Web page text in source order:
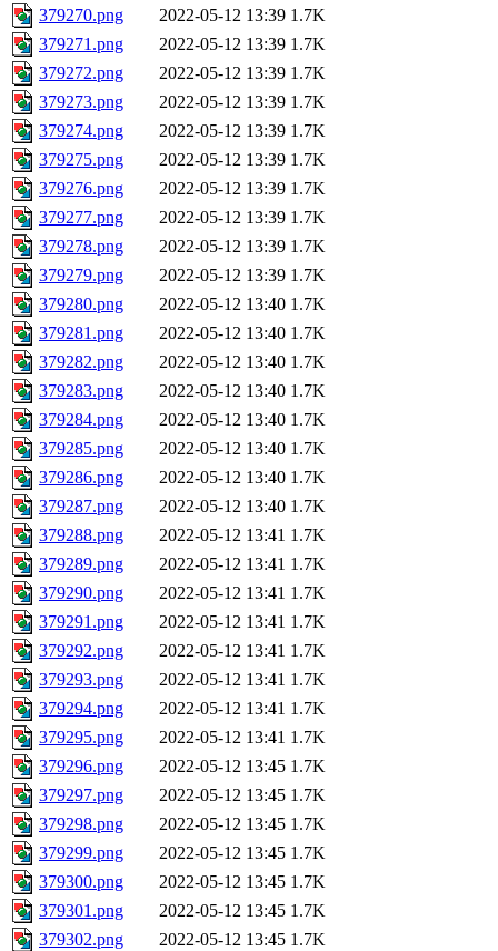
379270.png
2022-05-12 13:39 1.7K
379271.png
2022-05-12 13:39 1.7K
379272.png
2022-05-12 13:39 1.7K
379273.png
2022-05-12 13:39 1.7K
379274.png
2022-05-12 13:39 1.7K
379275.png
2022-05-12 13:39 1.7K
379276.png
2022-05-12 13:39 1.7K
379277.png
2022-05-12 13:39 1.7K
379278.png
2022-05-12 13:39 1.7K
379279.png
2022-05-12 13:39 1.7K
379280.png
2022-05-12 13:40 1.7K
379281.png
2022-05-12 13:40 1.7K
379282.png
2022-05-12 13:40 1.7K
379283.png
2022-05-12 13:40 1.7K
379284.png
2022-05-12 13:40 1.7K
379285.png
2022-05-12 13:40 1.7K
379286.png
2022-05-12 13:40 1.7K
379287.png
2022-05-12 13:40 1.7K
379288.png
2022-05-12 13:41 1.7K
379289.png
2022-05-12 13:41 1.7K
379290.png
2022-05-12 13:41 1.7K
379291.png
2022-05-12 13:41 1.7K
379292.png
2022-05-12 13:41 1.7K
379293.png
2022-05-12 13:41 1.7K
379294.png
2022-05-12 13:41 1.7K
379295.png
2022-05-12 13:41 1.7K
379296.png
2022-05-12 13:45 1.7K
379297.png
2022-05-12 13:45 1.7K
379298.png
2022-05-12 13:45 1.7K
379299.png
2022-05-12 13:45 1.7K
379300.png
2022-05-12 13:45 1.7K
379301.png
2022-05-12 13:45 1.7K
379302.png
2022-05-12 13:45 1.7K